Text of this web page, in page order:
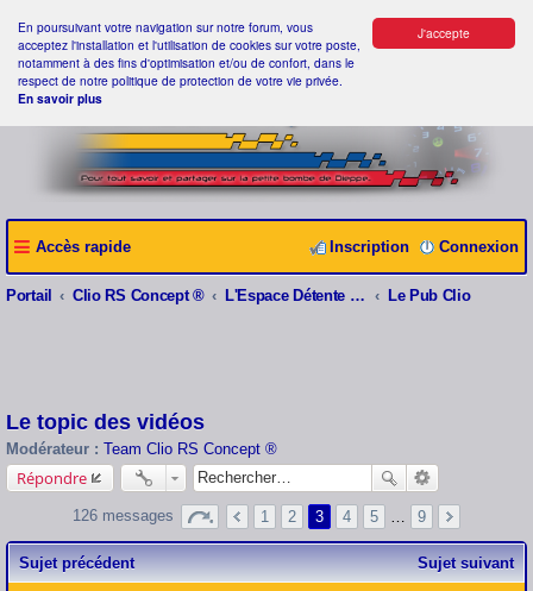
J'accepte
En poursuivant votre navigation sur notre forum, vous
acceptez l'installation et l'utilisation de cookies sur votre poste,
notamment à des fins d'optimisation et/ou de confort, dans le
respect de notre politique de protection de votre vie privée.
En savoir plus
Accès rapide Connexion
Inscription
Portail Clio RS Concept ® L'Espace Détente Clio RS Concept ® Le Pub Clio
Le topic des vidéos
Modérateur : Team Clio RS Concept ®
Répondre
126 messages 1 2 3 4 5 9
Sujet précédent Sujet suivant